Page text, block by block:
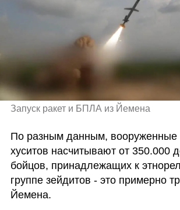
Запуск ракет и БПЛА из Йемена
По разным данным, вооруженные
хуситов насчитывают от 350.000
бойцов, принадлежащих к
группе зейдитов - это примерно
Йемена.